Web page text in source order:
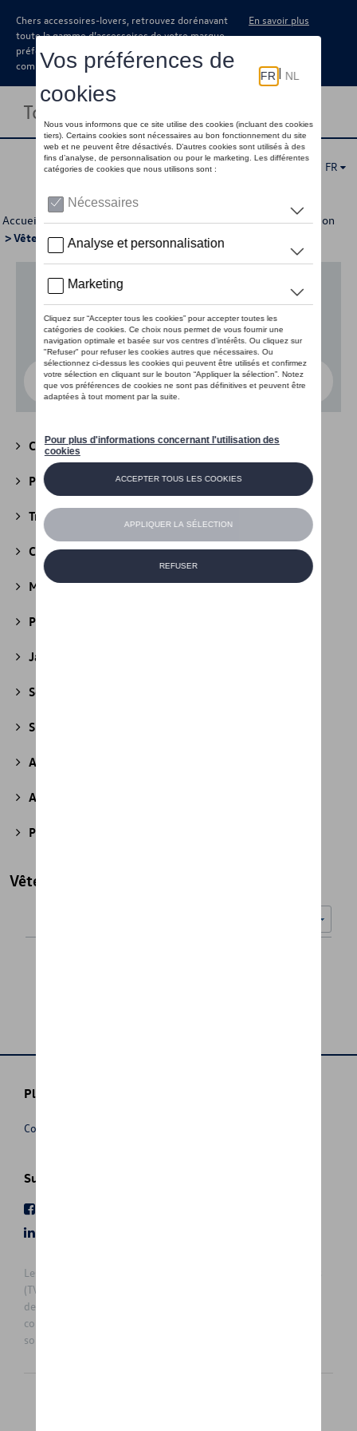
Chers accessoires-lovers, retrouvez dorénavant
toute la gamme d’accessoires de votre marque
préférée sous forme de catalogue à
commander auprès de votre concessionaire.
En savoir plus
Toggle navigation
FR
Accueil >Pour votre Volkswagen >Lifestyle >Active Collection
> Vêtements
Choisissez un modèle
Camping(147)
Packs
Transport
Confort et protection(841)
Multimédia(26)
Produits d'entretien
Jantes et roues
Securité
Sport et design
Accessoires divers
Accessoires pour véhicules électriques
Produits d'atelier
Vêtements
Plus d'informations
Conditions de vente
Suivez nous
Les prix affichés sur le présent site sont des prix recommandés
(TVAc), hors éventuels frais de montage. Pour connaitre le prix
de vente actuel et les éventuels frais de montage, veuillez
contacter votre concessionnaire/agent. Les prix recommandés
sont sujets à des changements sans préavis.